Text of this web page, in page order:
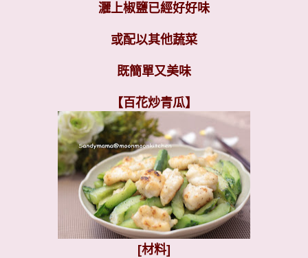
灑上椒鹽已經好好味
或配以其他蔬菜
既簡單又美味
【百花炒青瓜】
[材料]